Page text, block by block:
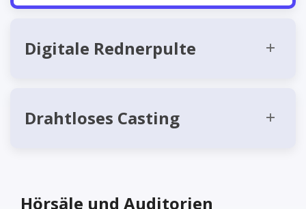
Digitale Rednerpulte
Drahtloses Casting
Hörsäle und Auditorien